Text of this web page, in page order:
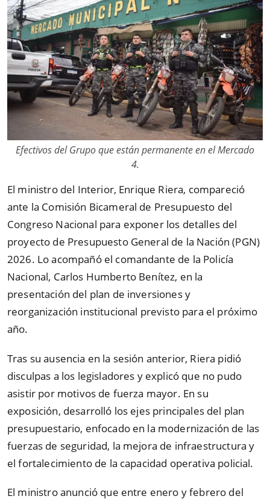
Efectivos del Grupo que están permanente en el Mercado
4.
El ministro del Interior, Enrique Riera, compareció
ante la Comisión Bicameral de Presupuesto del
Congreso Nacional para exponer los detalles del
proyecto de Presupuesto General de la Nación (PGN)
2026. Lo acompañó el comandante de la Policía
Nacional, Carlos Humberto Benítez, en la
presentación del plan de inversiones y
reorganización institucional previsto para el próximo
año.
Tras su ausencia en la sesión anterior, Riera pidió
disculpas a los legisladores y explicó que no pudo
asistir por motivos de fuerza mayor. En su
exposición, desarrolló los ejes principales del plan
presupuestario, enfocado en la modernización de las
fuerzas de seguridad, la mejora de infraestructura y
el fortalecimiento de la capacidad operativa policial.
El ministro anunció que entre enero y febrero del